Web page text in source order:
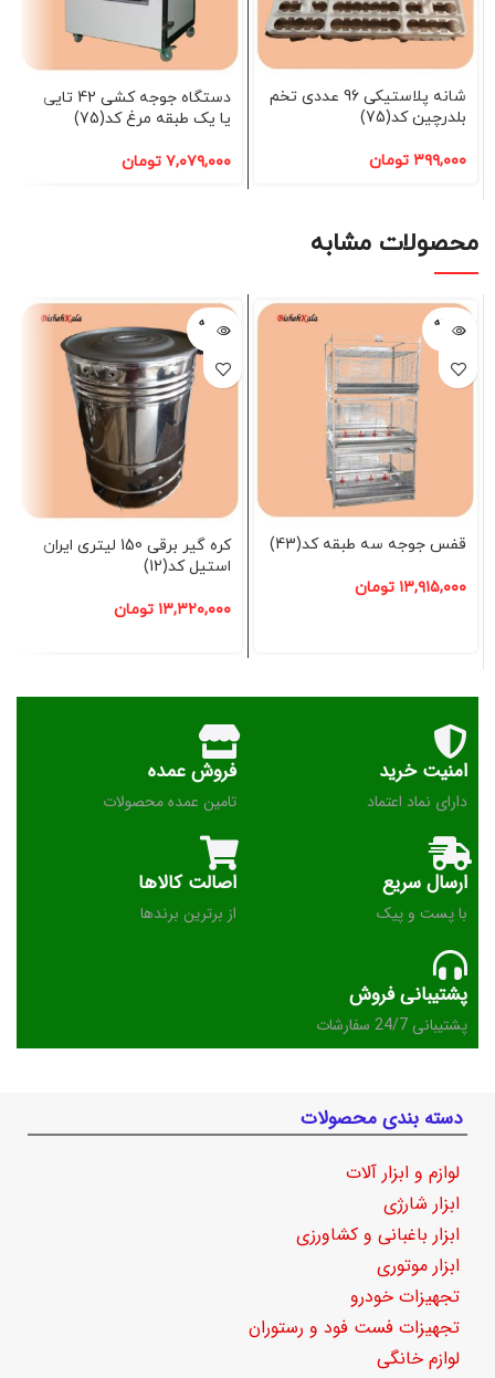
شانه پلاستیکی 96 عددی تخم
بلدرچین کد(75)
۳۹۹,۰۰۰ تومان
دستگاه جوجه کشی 42 تایی
یا یک طبقه مرغ کد(75)
۷,۰۷۹,۰۰۰ تومان
محصولات مشابه
فروخته
شده
قفس جوجه سه طبقه کد(43)
۱۳,۹۱۵,۰۰۰ تومان
فروخته
شده
کره گیر برقی 150 لیتری ایران
استیل کد(12)
۱۳,۳۲۰,۰۰۰ تومان
امنیت خرید
دارای نماد اعتماد
فروش عمده
تامین عمده محصولات
ارسال سریع
با پست و پیک
اصالت کالاها
از برترین برندها
پشتیبانی فروش
پشتیبانی 24/7 سفارشات
دسته بندی محصولات
لوازم و ابزار آلات
ابزار شارژی
ابزار باغبانی و کشاورزی
ابزار موتوری
تجهیزات خودرو
تجهیزات فست فود و رستوران
لوازم خانگی